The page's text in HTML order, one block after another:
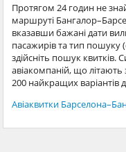
Протягом 24 годин не
маршруті
вказавши бажані дати
пасажирів та тип пошуку
здійсніть пошук квитків.
авіакомпаній, що
200 найкращих варіантів
Авіаквитки